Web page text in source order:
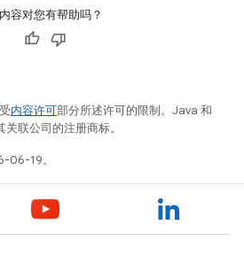
容对您有帮助吗？
内容许可部分所述许可的限制。Java 和
联公司的注册商标。
06-19。